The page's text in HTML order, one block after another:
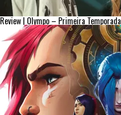
Review | Olympo – Primeira Temporada